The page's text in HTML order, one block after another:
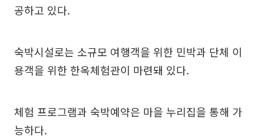
공하고 있다.
숙박시설로는 소규모 여행객을 위한 민박과 단체 이
용객을 위한 한옥체험관이 마련돼 있다.
체험 프로그램과 숙박예약은 마을 누리집을 통해 가
능하다.